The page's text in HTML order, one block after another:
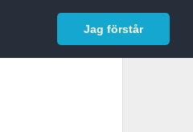
Jag förstår
Logga in